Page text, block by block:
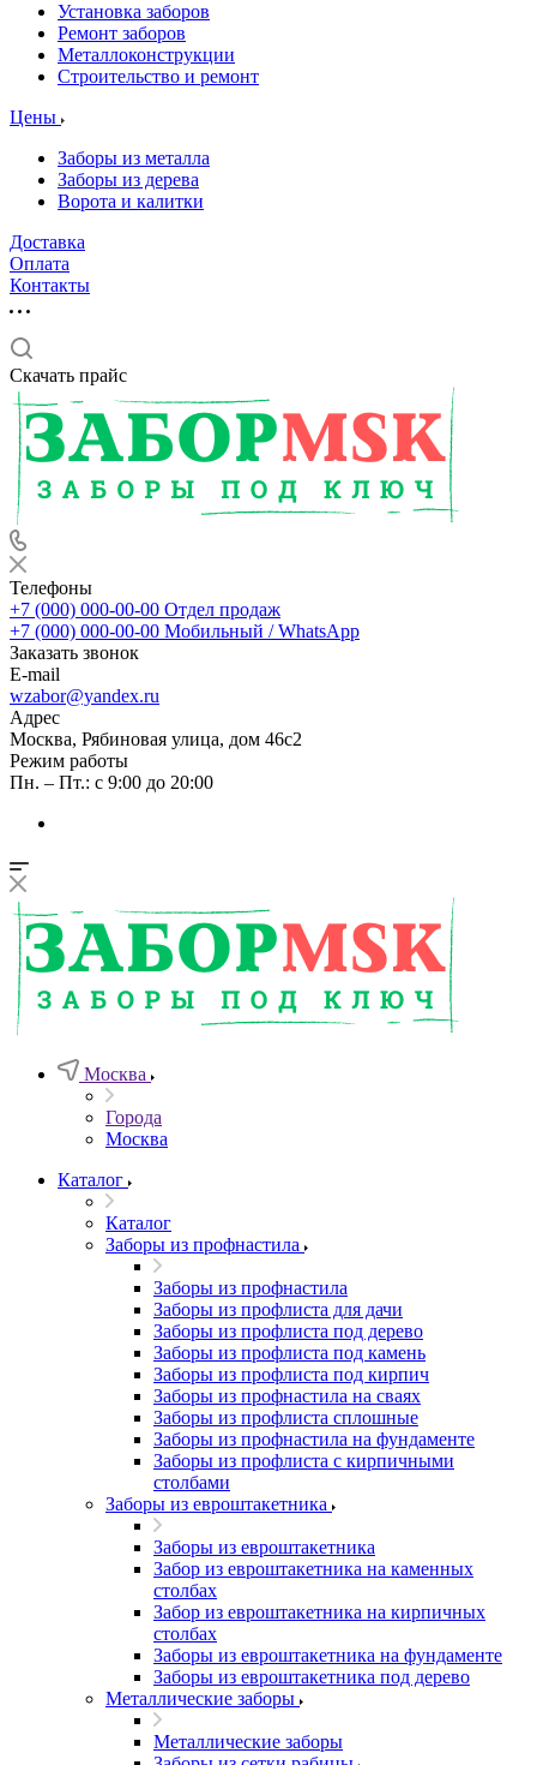
Установка заборов
Ремонт заборов
Металлоконструкции
Строительство и ремонт
Цены
Заборы из металла
Заборы из дерева
Ворота и калитки
Доставка
Оплата
Контакты
Скачать прайс
Телефоны
+7 (000) 000-00-00 Отдел продаж
+7 (000) 000-00-00 Мобильный / WhatsApp
Заказать звонок
E-mail
wzabor@yandex.ru
Адрес
Москва, Рябиновая улица, дом 46с2
Режим работы
Пн. – Пт.: с 9:00 до 20:00
Москва
Города
Москва
Каталог
Каталог
Заборы из профнастила
Заборы из профнастила
Заборы из профлиста для дачи
Заборы из профлиста под дерево
Заборы из профлиста под камень
Заборы из профлиста под кирпич
Заборы из профнастила на сваях
Заборы из профлиста сплошные
Заборы из профнастила на фундаменте
Заборы из профлиста с кирпичными
столбами
Заборы из евроштакетника
Заборы из евроштакетника
Забор из евроштакетника на каменных
столбах
Забор из евроштакетника на кирпичных
столбах
Заборы из евроштакетника на фундаменте
Заборы из евроштакетника под дерево
Металлические заборы
Металлические заборы